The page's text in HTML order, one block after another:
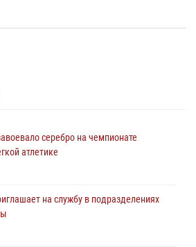
серебро на чемпионате
атлетике
на службу в подразделениях